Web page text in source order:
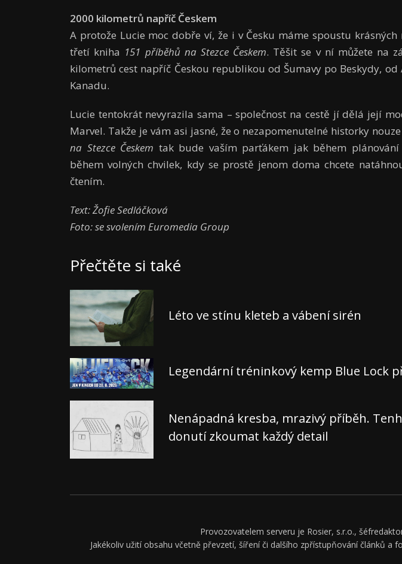
2000 kilometrů napříč Českem
A protože Lucie moc dobře ví, že i v Česku máme spoustu
třetí kniha 151 příběhů na Stezce Českem. Těšit se v ní můžete na
kilometrů cest napříč Českou republikou od Šumavy po Beskydy, od
Kanadu.
Lucie tentokrát nevyrazila sama – společnost na cestě jí dělá její
Marvel. Takže je vám asi jasné, že o nezapomenutelné historky
na Stezce Českem tak bude vaším parťákem jak během
během volných chvilek, kdy se prostě jenom doma chcete
čtením.
Text: Žofie Sedláčková
Foto: se svolením Euromedia Group
Přečtěte si také
Léto ve stínu kleteb a vábení sirén
Legendární tréninkový kemp Blue Lock
Nenápadná kresba, mrazivý příběh.
donutí zkoumat každý detail
Provozovatelem serveru je Rosier, s.r.o.,
Jakékoliv užití obsahu včetně převzetí, šíření či dalšího zpřístupňování článků a